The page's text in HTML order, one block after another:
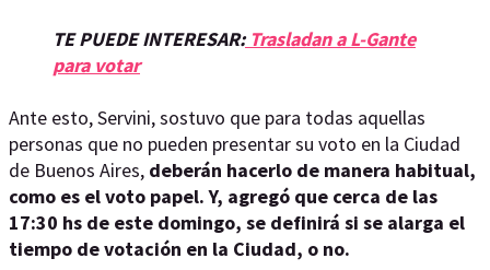
TE PUEDE INTERESAR:Trasladan a L-Gante
para votar
Ante esto, Servini, sostuvo que para todas aquellas
personas que no pueden presentar su voto en la Ciudad
de Buenos Aires, deberán hacerlo de manera habitual,
como es el voto papel. Y, agregó que cerca de las
17:30 hs de este domingo, se definirá si se alarga el
tiempo de votación en la Ciudad, o no.